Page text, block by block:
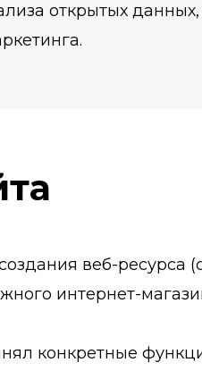
открытых
веб-ресурса
интернет-
конкретные